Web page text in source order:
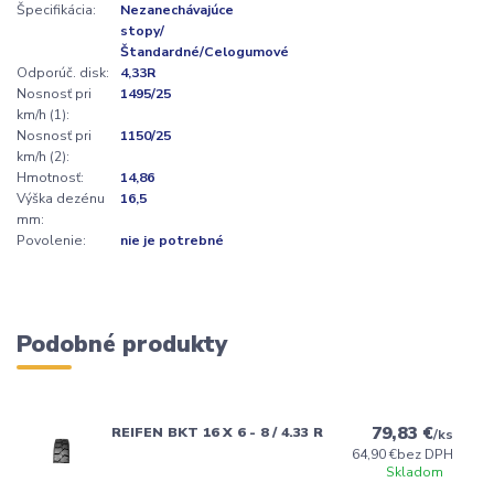
Špecifikácia:
Nezanechávajúce
stopy/
Štandardné/Celogumové
Odporúč. disk:
4,33R
Nosnosť pri
km/h (1):
1495/25
Nosnosť pri
km/h (2):
1150/25
Hmotnosť:
14,86
Výška dezénu
mm:
16,5
Povolenie: nie je potrebné
Podobné produkty
REIFEN BKT 16 X 6 - 8 / 4.33 R 79,83 €/ks
64,90 €bez DPH
Skladom